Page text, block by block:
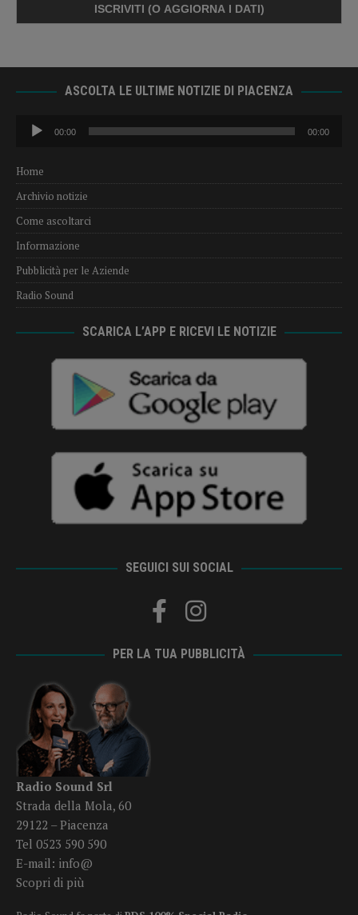
ASCOLTA LE ULTIME NOTIZIE DI PIACENZA
Audio
Player
00:00 00:00
Home
Archivio notizie
Come ascoltarci
Informazione
Pubblicità per le Aziende
Radio Sound
SCARICA L’APP E RICEVI LE NOTIZIE
SEGUICI SUI SOCIAL
PER LA TUA PUBBLICITÀ
Radio Sound Srl
Strada della Mola, 60
29122 – Piacenza
Tel 0523 590 590
E-mail: info@
Scopri di più